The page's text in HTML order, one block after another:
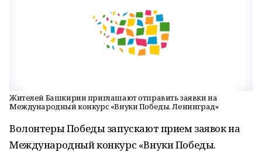
Жителей Башкирии приглашают отправить заявки на
Международный конкурс «Внуки Победы. Ленинград»
Волонтеры Победы запускают прием заявок на
Международный конкурс «Внуки Победы.